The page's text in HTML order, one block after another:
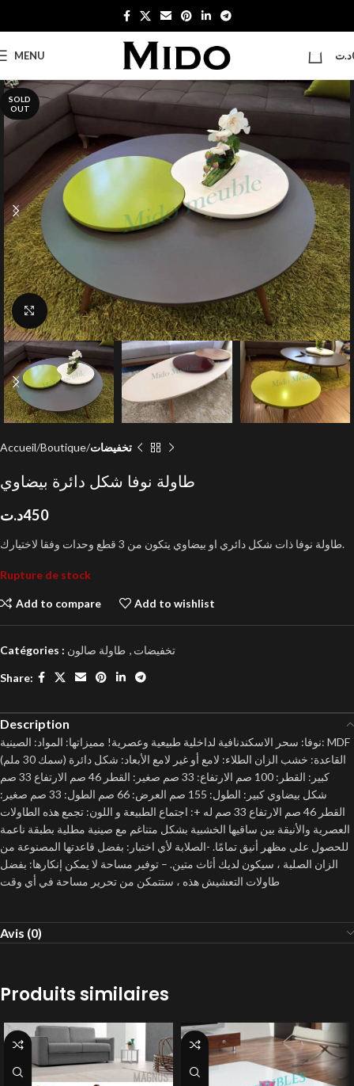
MENU د.ت
SOLD
OUT
Click to enlarge
Accueil Boutique تخفيضات
طاولة نوفا شكل دائرة بيضاوي
450د.ت
طاولة نوفا ذات شكل دائري او بيضاوي يتكون من 3 قطع وحدات وفقا لاختيارك.
Rupture de stock
Add to compare Add to wishlist
Catégories : تخفيضات , طاولة صالون
Share:
Description
نوفا: سحر الاسكندنافية لداخلية طبيعية وعصرية! مميزاتها: المواد: الصينية: MDF
(سمك 30 ملم) القاعدة: خشب الزان الطلاء: لامع أو غير لامع الأبعاد: شكل دائرة
كبير: القطر: 100 صم الارتفاع: 33 صم صغير: القطر 46 صم الارتفاع 33 صم
شكل بيضاوي كبير: الطول: 155 صم العرض: 66 صم الطول: 33 صم صغير:
القطر 46 صم الارتفاع 33 صم له +: اجتماع الطبيعة و اللون: تجمع هذه الطاولات
العصرية والأنيقة بين ساقيها الخشبية بشكل متناغم مع صينية مطلية بطبقة ناعمة
للحصول على مظهر أنيق تمامًا. -الصلابة لأي اختبار: بفضل قاعدتها المصنوعة من
الزان الصلبة ، سيكون لديك أثاث متين. – توفير مساحة لا يمكن إنكارها: بفضل
طاولات التعشيش هذه ، ستتمكن من تحرير مساحة في أي وقت
Avis (0)
Produits similaires